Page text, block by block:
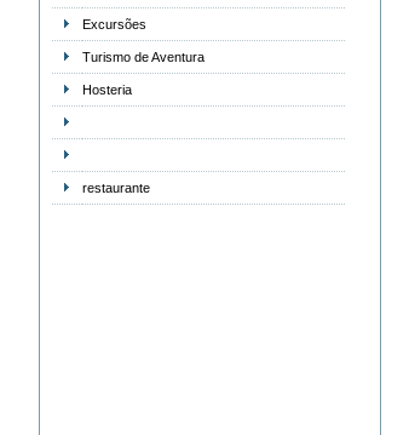
Excursões
Turismo de Aventura
Hosteria
restaurante